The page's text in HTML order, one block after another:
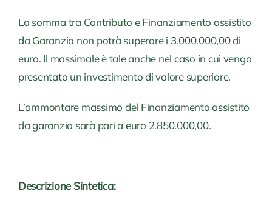
La somma tra Contributo e Finanziamento assistito
da Garanzia non potrà superare i 3.000.000,00 di
euro. Il massimale è tale anche nel caso in cui venga
presentato un investimento di valore superiore.
L’ammontare massimo del Finanziamento assistito
da garanzia sarà pari a euro 2.850.000,00.
Descrizione Sintetica: